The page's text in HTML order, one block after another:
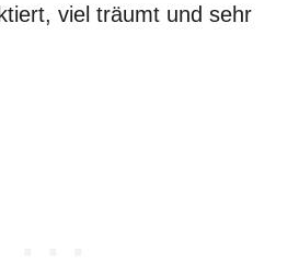
viel träumt und sehr